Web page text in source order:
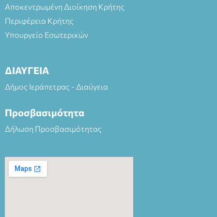
Αποκεντρωμένη Διοίκηση Κρήτης
Περιφέρεια Κρήτης
Υπουργείο Εσωτερικών
ΔΙΑΥΓΕΙΑ
Δήμος Ιεράπετρας - Διαύγεια
Προσβασιμότητα
Δήλωση Προσβασιμότητας